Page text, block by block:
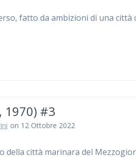
fatto da ambizioni di una città
1970) #3
on 12 Ottobre 2022
della città marinara del